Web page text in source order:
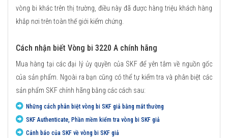
vòng bi khác trên thị trường, điều này đã được hàng triệu khách hàng
khắp nơi trên toàn thế giới kiểm chứng.
Cách nhận biết Vòng bi 3220 A chính hãng
Mua hàng tại các đại lý ủy quyền của SKF để yên tâm về nguồn gốc
của sản phẩm. Ngoài ra bạn cũng có thể tự kiểm tra và phân biệt các
sản phẩm SKF chính hãng bằng các cách sau:
Những cách phân biệt vòng bi SKF giả bằng mắt thường
SKF Authenticate, Phần mềm kiểm tra vòng bi SKF giả
Cảnh báo của SKF về vòng bi SKF giả